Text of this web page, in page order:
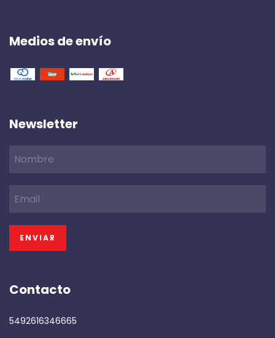
Medios de envío
Newsletter
Contacto
5492616346665